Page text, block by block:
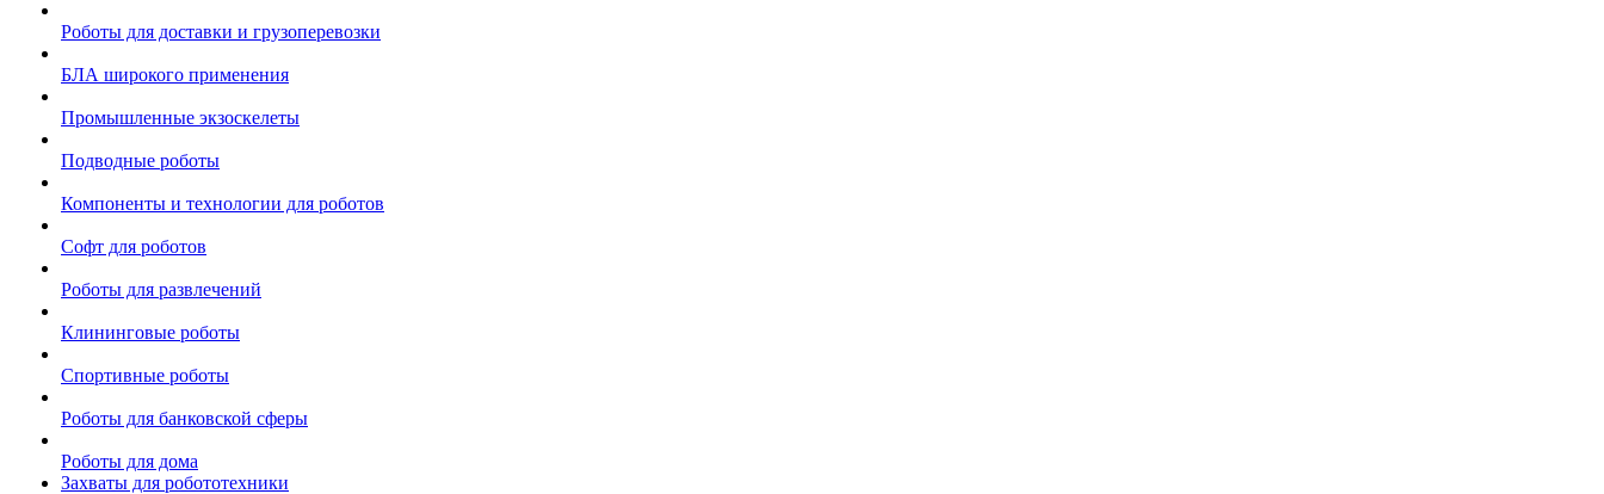
Роботы для доставки и грузоперевозки
БЛА широкого применения
Промышленные экзоскелеты
Подводные роботы
Компоненты и технологии для роботов
Софт для роботов
Роботы для развлечений
Клининговые роботы
Спортивные роботы
Роботы для банковской сферы
Роботы для дома
Захваты для робототехники